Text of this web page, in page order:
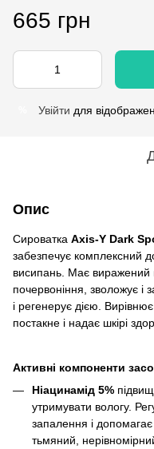
665 грн
Увійти для
Опис
Сироватка Axis-Y Dark
забезпечує комплексний
висипань. Має виражений
почервоніння, зволожує і
і регенерує дією.
постакне і надає шкірі
Активні компоненти
Ніацинамід 5%
утримувати вологу.
запалення і
тьмяний,